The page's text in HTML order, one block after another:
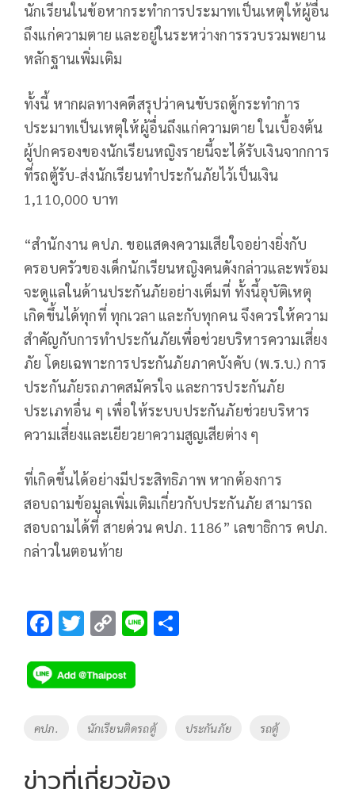
นักเรียนในข้อหากระทำการประมาทเป็นเหตุให้ผู้อื่น
ถึงแก่ความตาย และอยู่ในระหว่างการรวบรวมพยาน
หลักฐานเพิ่มเติม
ทั้งนี้ หากผลทางคดีสรุปว่าคนขับรถตู้กระทำการ
ประมาทเป็นเหตุให้ผู้อื่นถึงแก่ความตาย ในเบื้องต้น
ผู้ปกครองของนักเรียนหญิงรายนี้จะได้รับเงินจากการ
ที่รถตู้รับ-ส่งนักเรียนทำประกันภัยไว้เป็นเงิน
1,110,000 บาท
“สำนักงาน คปภ. ขอแสดงความเสียใจอย่างยิ่งกับ
ครอบครัวของเด็กนักเรียนหญิงคนดังกล่าวและพร้อม
จะดูแลในด้านประกันภัยอย่างเต็มที่ ทั้งนี้อุบัติเหตุ
เกิดขึ้นได้ทุกที่ ทุกเวลา และกับทุกคน จึงควรให้ความ
สำคัญกับการทำประกันภัยเพื่อช่วยบริหารความเสี่ยง
ภัย โดยเฉพาะการประกันภัยภาคบังคับ (พ.ร.บ.) การ
ประกันภัยรถภาคสมัครใจ และการประกันภัย
ประเภทอื่น ๆ เพื่อให้ระบบประกันภัยช่วยบริหาร
ความเสี่ยงและเยียวยาความสูญเสียต่าง ๆ
ที่เกิดขึ้นได้อย่างมีประสิทธิภาพ หากต้องการ
สอบถามข้อมูลเพิ่มเติมเกี่ยวกับประกันภัย สามารถ
สอบถามได้ที่ สายด่วน คปภ. 1186” เลขาธิการ คปภ.
กล่าวในตอนท้าย
F
e
b
o
k
T
tt
er
C
p
y
Li
k
Li
Tags
คปภ. นักเรียนติดรถตู้ ประกันภัย รถตู้
ข่าวที่เกี่ยวข้อง